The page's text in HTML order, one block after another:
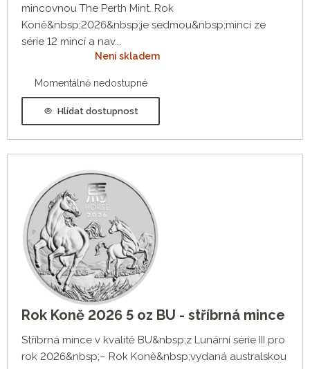
mincovnou The Perth Mint. Rok
Koně&nbsp;2026&nbsp;je sedmou&nbsp;mincí ze
série 12 mincí a nav...
Není skladem
Momentálně nedostupné
Hlídat dostupnost
Rok Koně 2026 5 oz BU - stříbrná mince
Stříbrná mince v kvalitě BU&nbsp;z Lunární série III pro
rok 2026&nbsp;– Rok Koně&nbsp;vydaná australskou